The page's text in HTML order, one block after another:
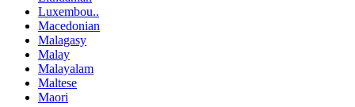
Luxembou..
Macedonian
Malagasy
Malay
Malayalam
Maltese
Maori